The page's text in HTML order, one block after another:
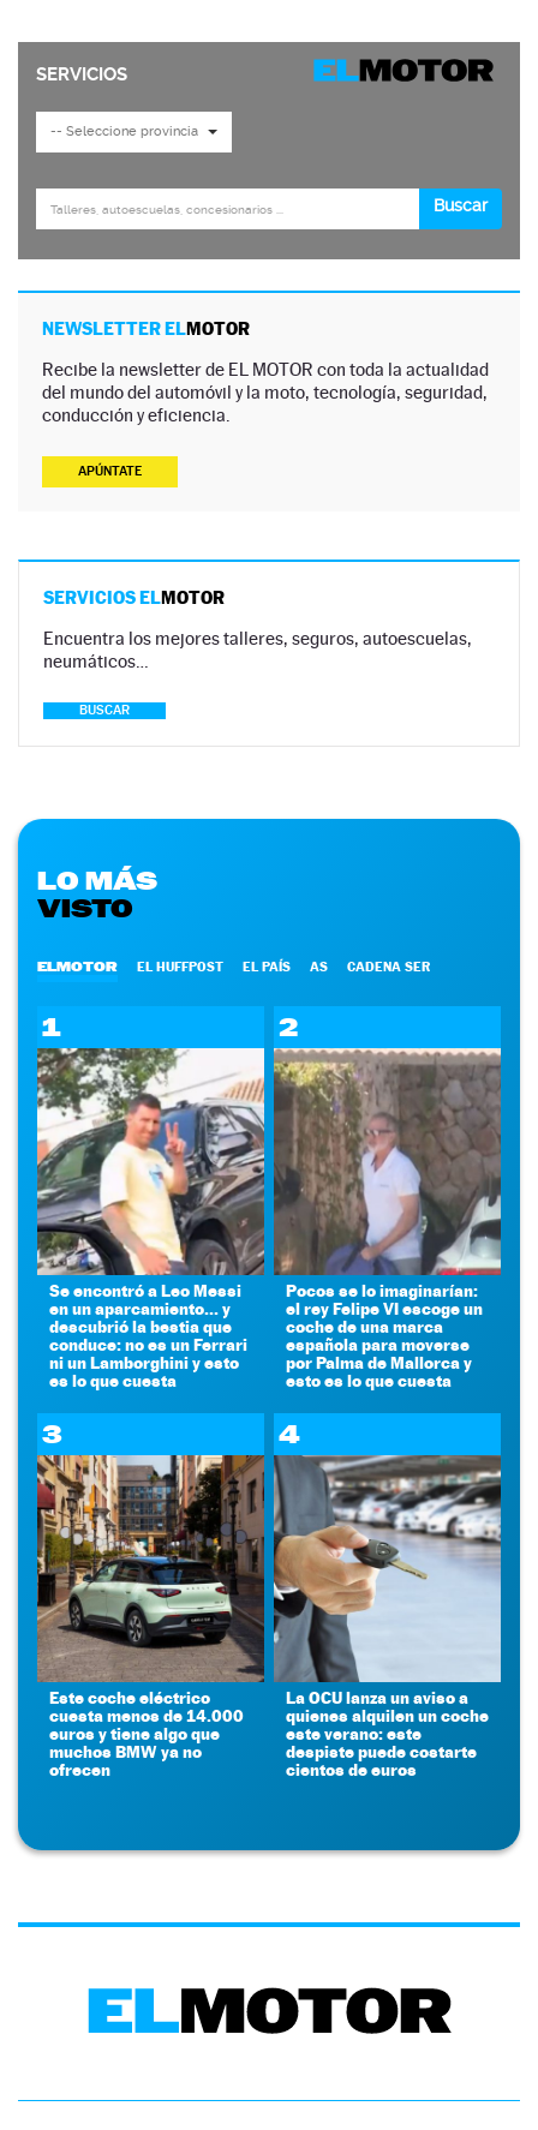
NEWSLETTER ELMOTOR
Recibe la newsletter de EL MOTOR con toda la actualidad
del mundo del automóvil y la moto, tecnología, seguridad,
conducción y eficiencia.
APÚNTATE
SERVICIOS ELMOTOR
Encuentra los mejores talleres, seguros, autoescuelas,
neumáticos…
BUSCAR
LO MÁS
VISTO
ELMOTOR EL HUFFPOST EL PAÍS AS CADENA SER
1
Se encontró a Leo Messi
en un aparcamiento... y
descubrió la bestia que
conduce: no es un Ferrari
ni un Lamborghini y esto
es lo que cuesta
2
Pocos se lo imaginarían:
el rey Felipe VI escoge un
coche de una marca
española para moverse
por Palma de Mallorca y
esto es lo que cuesta
3
Este coche eléctrico
cuesta menos de 14.000
euros y tiene algo que
muchos BMW ya no
ofrecen
4
La OCU lanza un aviso a
quienes alquilen un coche
este verano: este
despiste puede costarte
cientos de euros